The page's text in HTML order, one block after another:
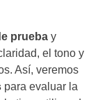
prueba y
el tono y
Así, veremos
para evaluar la